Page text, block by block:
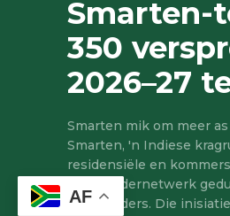
Smarten-
350
2026–27
Smarten mik om meer
Smarten, 'n Indiese
residensiële en
verspreidernetwerk
verspreiders. Die
AF